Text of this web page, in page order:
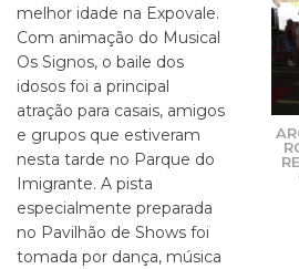
melhor idade na Expovale.
Com animação do Musical
Os Signos, o baile dos
idosos foi a principal
atração para casais, amigos
e grupos que estiveram
nesta tarde no Parque do
Imigrante. A pista
especialmente preparada
no Pavilhão de Shows foi
tomada por dança, música